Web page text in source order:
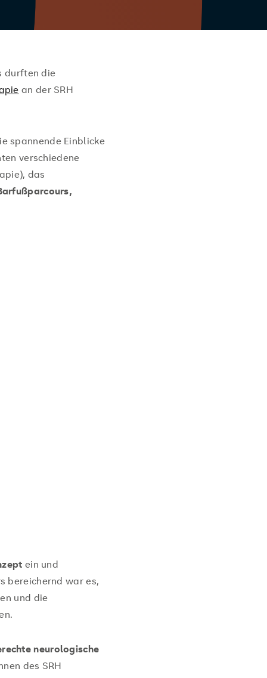
durften die
an der SRH
spannende Einblicke
verschiedene
das
ein und
bereichernd war es,
und die
neurologische
des SRH